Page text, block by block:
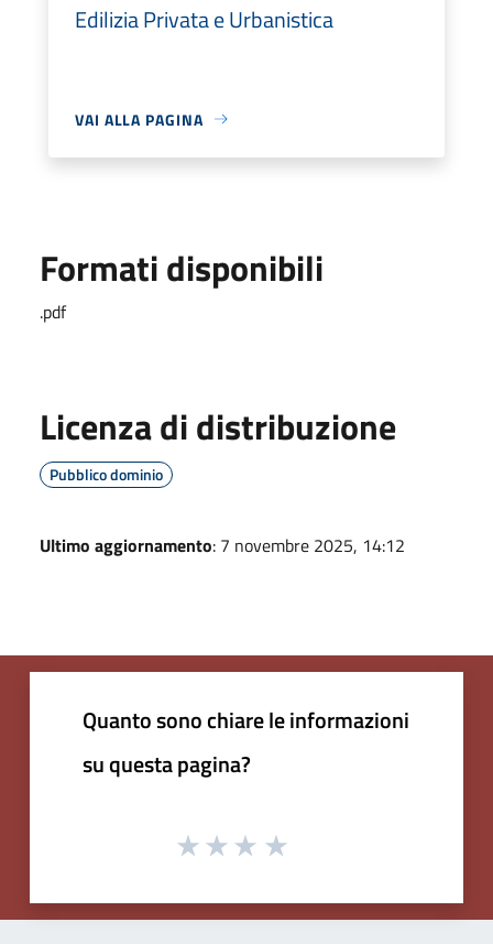
Edilizia Privata e Urbanistica
VAI ALLA PAGINA
Formati disponibili
.pdf
Licenza di distribuzione
Pubblico dominio
Ultimo aggiornamento: 7 novembre 2025, 14:12
Quanto sono chiare le informazioni
su questa pagina?